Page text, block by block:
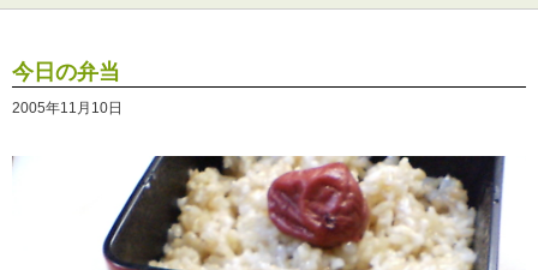
今日の弁当
2005年11月10日